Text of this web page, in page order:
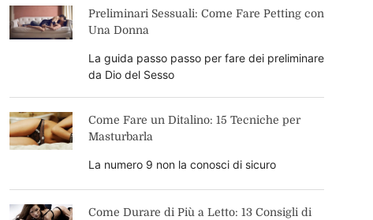
Preliminari Sessuali: Come Fare Petting con
Una Donna
La guida passo passo per fare dei preliminare
da Dio del Sesso
Come Fare un Ditalino: 15 Tecniche per
Masturbarla
La numero 9 non la conosci di sicuro
Come Durare di Più a Letto: 13 Consigli di